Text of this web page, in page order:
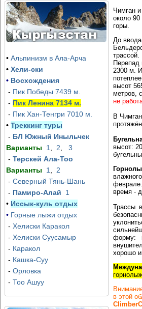
• Альпинизм в Ала-Арча
• Хели-ски
• Восхождения
- Пик Победы 7439 м.
- Пик Ленина 7134 м.
- Пик Хан-Тенгри 7010 м.
• Треккинг туры
- БЛ Южный Иныльчек
Варианты
1 2
3
- Терскей Ала-Тоо
Варианты
1
2
- Северный Тянь-Шань
- Памиро-Алай
1
• Иссык-куль отдых
• Горные лыжи отдых
- Хелиски Каракол
- Хелиски Суусамыр
- Каракол
- Кашка-Суу
- Орловка
- Тоо Ашуу
Чимган
около
горы.
До
трассой.
Перепад
2300 м.
высот
метров,
не
В
высот:
феврале.
время -
Трассы
форму:
хорошо
в этой